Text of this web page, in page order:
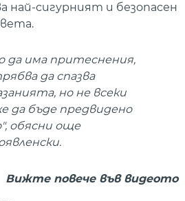
най-сигурният и безопасен
да има притеснения,
да спазва
но не всеки
да бъде предвидено
обясни още
Вижте повече във видеото